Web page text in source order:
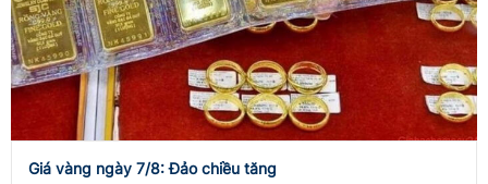
Giá vàng ngày 7/8: Đảo chiều tăng